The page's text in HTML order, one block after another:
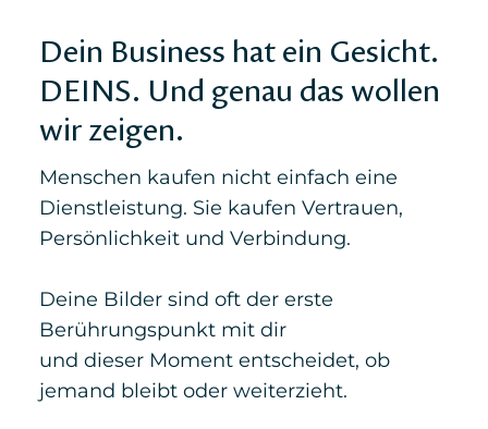
Dein Business hat ein Gesicht.
DEINS. Und genau das wollen
wir zeigen.
Menschen kaufen nicht einfach eine
Dienstleistung. Sie kaufen Vertrauen,
Persönlichkeit und Verbindung.
Deine Bilder sind oft der erste
Berührungspunkt mit dir
und dieser Moment entscheidet, ob
jemand bleibt oder weiterzieht.